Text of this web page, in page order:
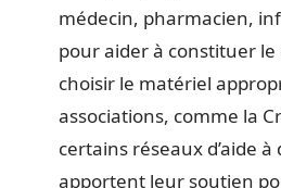
médecin, pharmacien,
pour aider à constituer le
choisir le matériel
associations, comme la
certains réseaux d’aide à
apportent leur soutien